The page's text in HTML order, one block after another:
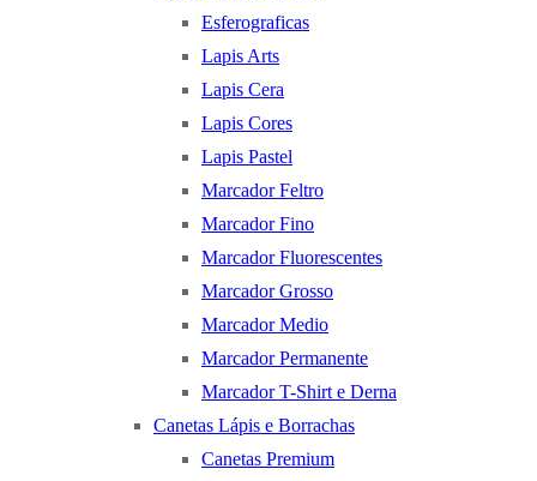
Esferograficas
Lapis Arts
Lapis Cera
Lapis Cores
Lapis Pastel
Marcador Feltro
Marcador Fino
Marcador Fluorescentes
Marcador Grosso
Marcador Medio
Marcador Permanente
Marcador T-Shirt e Derna
Canetas Lápis e Borrachas
Canetas Premium